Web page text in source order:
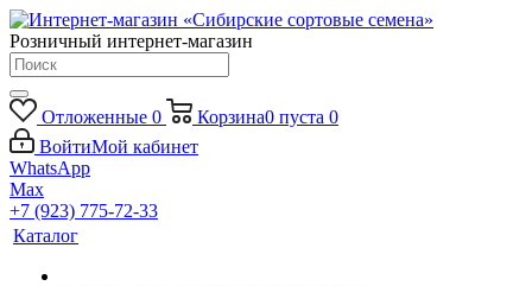
Розничный интернет-магазин
Отложенные 0 Корзина0 пуста 0
ВойтиМой кабинет
WhatsApp
Max
+7 (923) 775-72-33
Каталог